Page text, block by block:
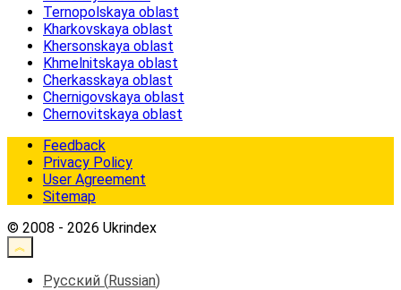
Ternopolskaya oblast
Kharkovskaya oblast
Khersonskaya oblast
Khmelnitskaya oblast
Cherkasskaya oblast
Chernigovskaya oblast
Chernovitskaya oblast
Feedback
Privacy Policy
User Agreement
Sitemap
© 2008 - 2026 Ukrindex
Русский (Russian)